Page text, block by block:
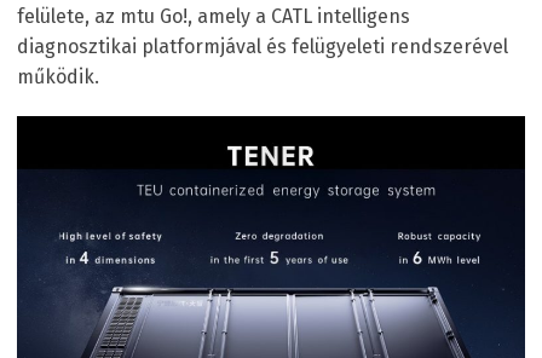
felülete, az mtu Go!, amely a CATL intelligens
diagnosztikai platformjával és felügyeleti rendszerével
működik.